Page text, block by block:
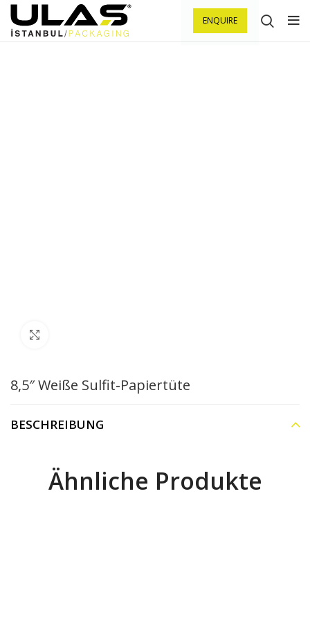
ENQUIRE
8,5″ Weiße Sulfit-Papiertüte
BESCHREIBUNG
Ähnliche Produkte